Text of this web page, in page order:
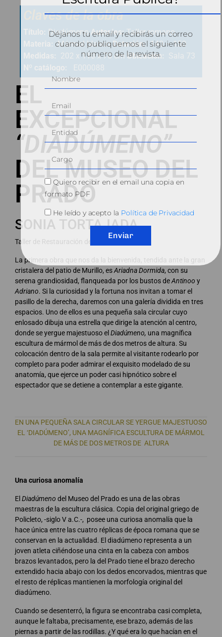
Claves de la obra
Título: DiadúmenoAutor/es:Taller romano
Materia: Mármol blancoDatación:140 – 150
Medidas: 202 x 110 x 70 cm Ubicación: Sala 73
Nº catálogo:
E000088
EL
EXCEPCIONAL
“DIADÚMENO”
DEL MUSEO DEL
PRADO
SONIA TORTAJADA
Taller de Restauración de Escultura
La primera obra que nos da la bienvenida, tendida ante la gran
cristalera del patio de Murillo, esAriadna Dormida, con su
serena grandiosidad, flanqueada por los bustos deAntinoo y
Adriano. Si la curiosidad y la fortuna nos invitan a tomar el
pasillo de la derecha, daremos con una galería dividida en tres
espacios. Uno de ellos es una pequeña sala circular cuyo
enlosado dibuja una estrella que dirige la atención al centro,
donde se yergue majestuoso elDiadúmeno, una magnífica
escultura de mármol de más de dos metros de altura. Su
colocación dentro de la sala permite al visitante rodearlo por
completo para poder admirar el exquisito modelado de su
anatomía, que ejerce un poder casi hipnótico sobre el
espectador que se detiene a contemplar a este gigante.
EN UNA PEQUEÑA SALA CIRCULAR SE YERGUE MAJESTUOSO
EL ‘DIADÚMENO’, UNA MAGNÍFICA ESCULTURA DE MÁRMOL
DE MÁS DE DOS METROS DE ALTURA
Una curiosa anomalía
ElDiadúmeno del Museo del Prado es una de las obras
maestras de la escultura clásica. Copia del original griego de
Policleto, -siglo V a.C.-, posee una curiosa anomalía que la
hace única entre las cuatro réplicas de época romana que se
conservan en la actualidad. El diadúmeno representa a un
joven atleta ciñéndose una cinta en la cabeza con ambos
brazos levantados, pero la del Prado tiene el brazo derecho
extendido hacia abajo con los dedos encorvados, mientras que
el resto de réplicas mantienen la morfología original del
diadúmeno.
Cuando se desenterró, la figura se encontraba casi completa,
aunque le faltaba, precisamente, ese brazo, además de las
piernas a partir de las rodillas. ¿Y qué era lo que hacían en el
Déjanos tu email y recibirás un correo
cuando publiquemos el siguiente
número de la revista.
Quiero recibir en el email una copia en
formato PDF
He leído y acepto la Política de Privacidad
Enviar